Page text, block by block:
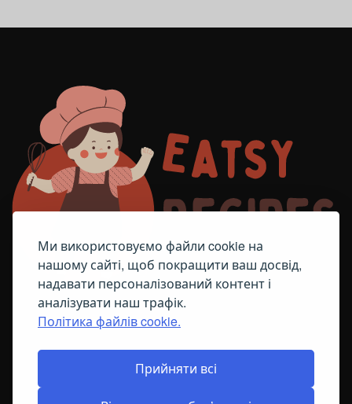
Ми використовуємо файли cookie на
нашому сайті, щоб покращити ваш досвід,
надавати персоналізований контент і
аналізувати наш трафік.
Політика файлів cookie.
Прийняти всі
ПОЛІТИКА ЩОДО ФАЙЛІВ COOKIE